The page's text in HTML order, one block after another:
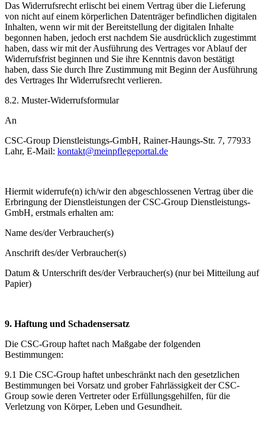
Das Widerrufsrecht erlischt bei einem Vertrag über die Lieferung
von nicht auf einem körperlichen Datenträger befindlichen digitalen
Inhalten, wenn wir mit der Bereitstellung der digitalen Inhalte
begonnen haben, jedoch erst nachdem Sie ausdrücklich zugestimmt
haben, dass wir mit der Ausführung des Vertrages vor Ablauf der
Widerrufsfrist beginnen und Sie ihre Kenntnis davon bestätigt
haben, dass Sie durch Ihre Zustimmung mit Beginn der Ausführung
des Vertrages Ihr Widerrufsrecht verlieren.
8.2. Muster-Widerrufsformular
An
CSC-Group Dienstleistungs-GmbH, Rainer-Haungs-Str. 7, 77933
Lahr, E-Mail: kontakt@meinpflegeportal.de
Hiermit widerrufe(n) ich/wir den abgeschlossenen Vertrag über die
Erbringung der Dienstleistungen der CSC-Group Dienstleistungs-
GmbH, erstmals erhalten am:
Name des/der Verbraucher(s)
Anschrift des/der Verbraucher(s)
Datum & Unterschrift des/der Verbraucher(s) (nur bei Mitteilung auf
Papier)
9. Haftung und Schadensersatz
Die CSC-Group haftet nach Maßgabe der folgenden
Bestimmungen:
9.1 Die CSC-Group haftet unbeschränkt nach den gesetzlichen
Bestimmungen bei Vorsatz und grober Fahrlässigkeit der CSC-
Group sowie deren Vertreter oder Erfüllungsgehilfen, für die
Verletzung von Körper, Leben und Gesundheit.